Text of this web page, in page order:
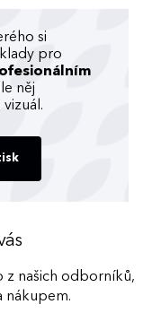
si
pro
něj
z našich odborníků,
nákupem.